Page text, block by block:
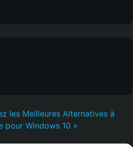
les Meilleures Alternatives à
pour Windows 10 »